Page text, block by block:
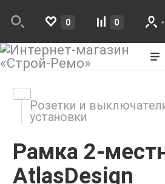
0 0
Розетки и
установки
Рамка 2-
AtlasDesign